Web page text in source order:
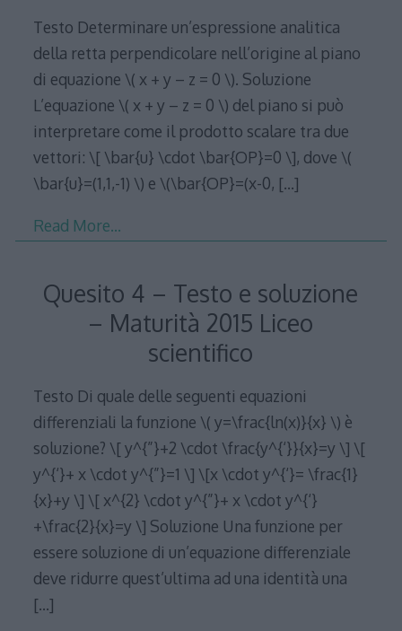
Testo Determinare un’espressione analitica
della retta perpendicolare nell’origine al piano
di equazione \( x + y – z = 0 \). Soluzione
L’equazione \( x + y – z = 0 \) del piano si può
interpretare come il prodotto scalare tra due
vettori: \[ \bar{u} \cdot \bar{OP}=0 \], dove \(
\bar{u}=(1,1,-1) \) e \(\bar{OP}=(x-0, […]
Read More…
Quesito 4 – Testo e soluzione
– Maturità 2015 Liceo
scientifico
Testo Di quale delle seguenti equazioni
differenziali la funzione \( y=\frac{ln(x)}{x} \) è
soluzione? \[ y^{”}+2 \cdot \frac{y^{‘}}{x}=y \] \[
y^{‘}+ x \cdot y^{”}=1 \] \[x \cdot y^{‘}= \frac{1}
{x}+y \] \[ x^{2} \cdot y^{”}+ x \cdot y^{‘}
+\frac{2}{x}=y \] Soluzione Una funzione per
essere soluzione di un’equazione differenziale
deve ridurre quest’ultima ad una identità una
[…]